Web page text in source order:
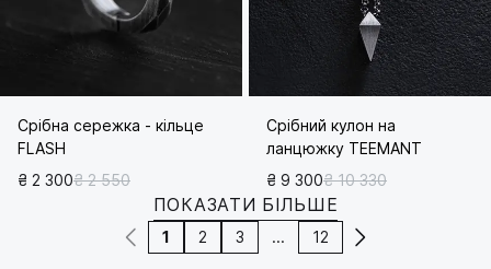
Срібна сережка - кільце
FLASH
₴ 2 300₴ 2 550
Срібний кулон на
ланцюжку TEEMANT
₴ 9 300₴ 10 330
ПОКАЗАТИ БІЛЬШЕ
1 2 3 ... 12